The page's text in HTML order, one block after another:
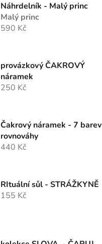
Náhrdelník - Malý princ
Malý princ
590 Kč
provázkový ČAKROVÝ
náramek
250 Kč
Čakrový náramek - 7 barev
rovnováhy
440 Kč
RItuální sůl - STRÁŽKYNĚ
155 Kč